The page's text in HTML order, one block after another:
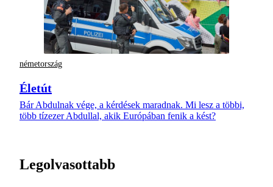
németország
Életút
Bár Abdulnak vége, a kérdések maradnak. Mi lesz a többi,
több tízezer Abdullal, akik Európában fenik a kést?
Legolvasottabb